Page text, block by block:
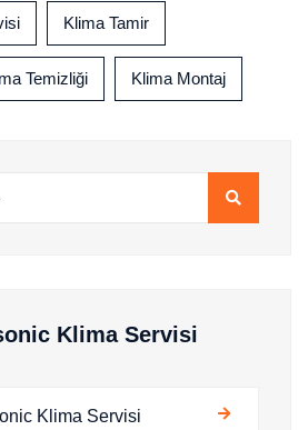
Klima Tamir
Temizliği Klima Montaj
Klima Servisi
Klima Servisi